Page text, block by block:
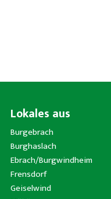
Lokales aus
Burgebrach
Burghaslach
Ebrach/Burgwindheim
Frensdorf
Geiselwind